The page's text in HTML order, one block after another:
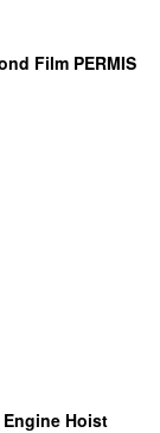
Film PERMIS
Engine Hoist